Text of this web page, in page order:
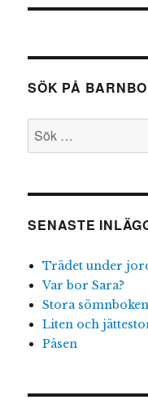
SÖK PÅ
Sök
SENASTE
Trädet under
Var bor Sara?
Stora
Liten och
Påsen